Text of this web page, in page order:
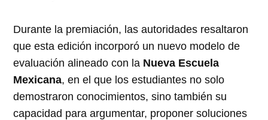
Durante la premiación, las autoridades resaltaron
que esta edición incorporó un nuevo modelo de
evaluación alineado con la Nueva Escuela
Mexicana, en el que los estudiantes no solo
demostraron conocimientos, sino también su
capacidad para argumentar, proponer soluciones